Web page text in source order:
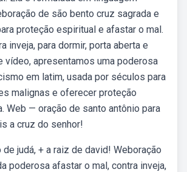
de são bento cruz sagrada e
proteção espiritual e afastar o mal.
inveja, para dormir, porta aberta e
vídeo, apresentamos uma poderosa
em latim, usada por séculos para
malignas e oferecer proteção
Web — oração de santo antônio para
a cruz do senhor!
judá, + a raiz de david! Weboração
poderosa afastar o mal, contra inveja,